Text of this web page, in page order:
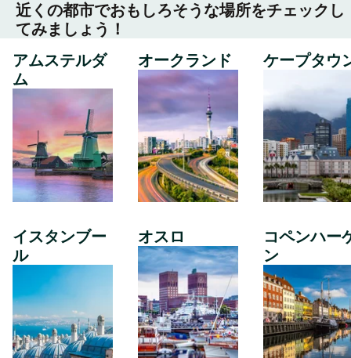
近くの都市でおもしろそうな場所をチェックし
てみましょう！
アムステルダ
ム
イスタンブー
ル
オークランド
オスロ
ケープタウ
コペンハー
ン